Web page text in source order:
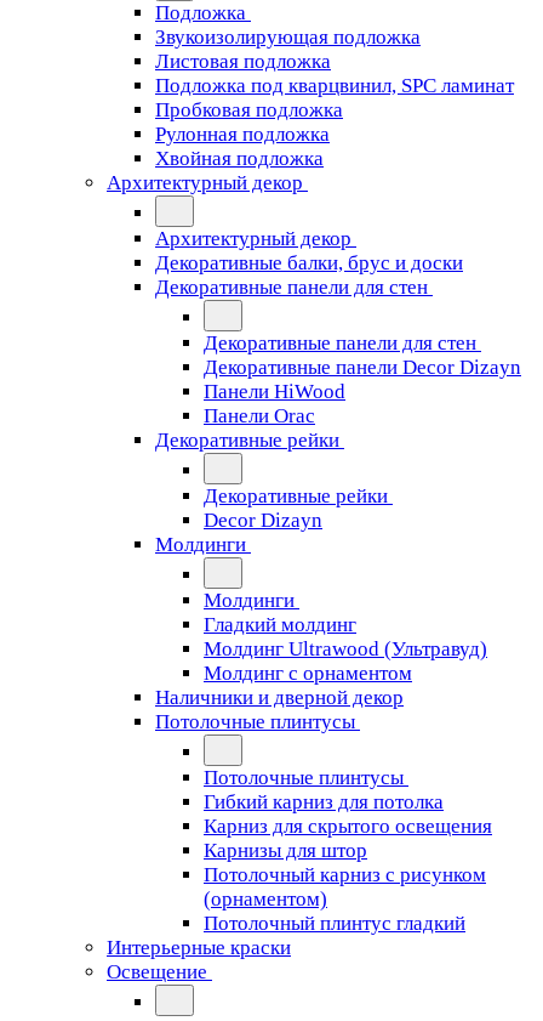
Подложка
Звукоизолирующая подложка
Листовая подложка
Подложка под кварцвинил, SPC ламинат
Пробковая подложка
Рулонная подложка
Хвойная подложка
Архитектурный декор
Архитектурный декор
Декоративные балки, брус и доски
Декоративные панели для стен
Декоративные панели для стен
Декоративные панели Decor Dizayn
Панели HiWood
Панели Orac
Декоративные рейки
Декоративные рейки
Decor Dizayn
Молдинги
Молдинги
Гладкий молдинг
Молдинг Ultrawood (Ультравуд)
Молдинг с орнаментом
Наличники и дверной декор
Потолочные плинтусы
Потолочные плинтусы
Гибкий карниз для потолка
Карниз для скрытого освещения
Карнизы для штор
Потолочный карниз с рисунком
(орнаментом)
Потолочный плинтус гладкий
Интерьерные краски
Освещение